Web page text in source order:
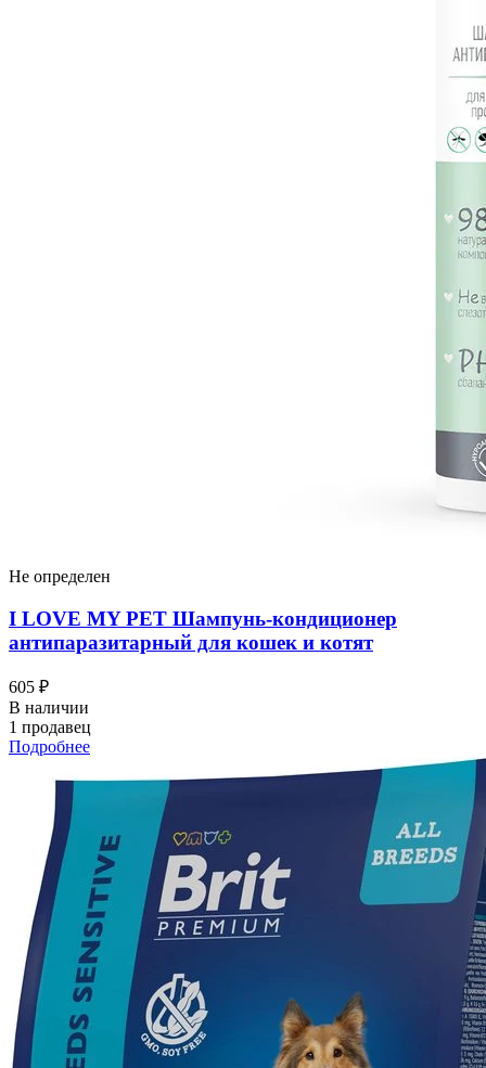
Не определен
I LOVЕ MY PET Шампунь-кондиционер
антипаразитарный для кошек и котят
605 ₽
В наличии
1 продавец
Подробнее